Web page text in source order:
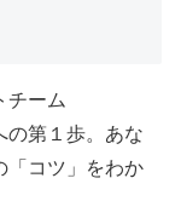
チーム
の第１歩。あな
「コツ」をわか